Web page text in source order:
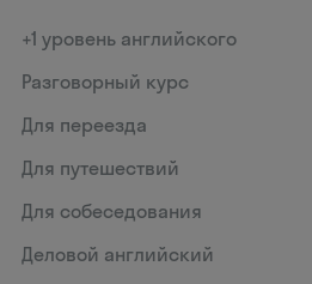
+1 уровень английского
Разговорный курс
Для переезда
Для путешествий
Для собеседования
Деловой английский